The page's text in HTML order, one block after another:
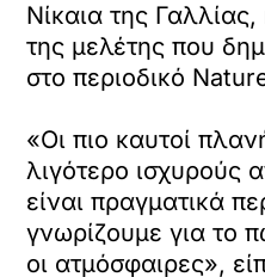
Νίκαια της
της μελέτης που
στο περιοδικό
«Οι πιο καυτοί
λιγότερο ισχυρούς
είναι πραγματικά
γνωρίζουμε για το
οι ατμόσφαιρες»,